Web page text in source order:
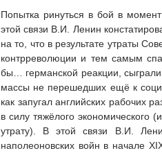
Попытка ринуться в бой в момент
этой связи В.И. Ленин
на то, что в результате утраты
контрреволюции и тем самым
бы… германской реакции,
массы не перешедших ещё к
как запугал английских рабочих
в силу тяжёлого
утрату). В этой связи В.И.
наполеоновских войн в начале